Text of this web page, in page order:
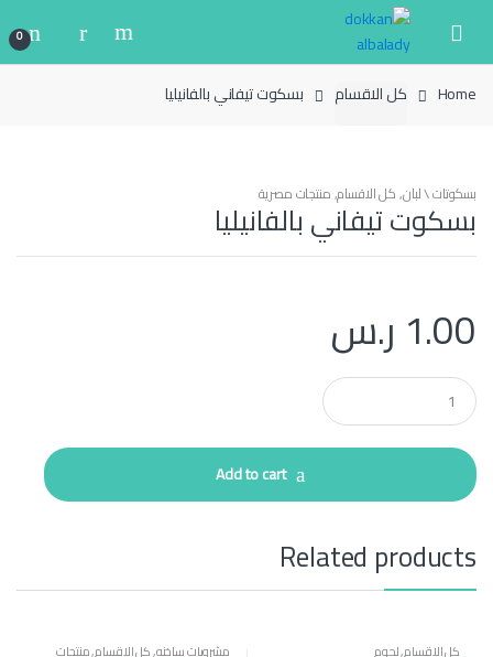
navigation
content
0
Home كل الاقسام بسكوت تيفاني بالفانيليا
بسكوتات \ لبان,كل الاقسام,منتجات مصرية
بسكوت تيفاني بالفانيليا
1.00 ر.س
Q
u
a
t
i
Add to cart
Related products
كل الاقسام,لحوم مشروبات ساخنه,كل الاقسام,منتجات